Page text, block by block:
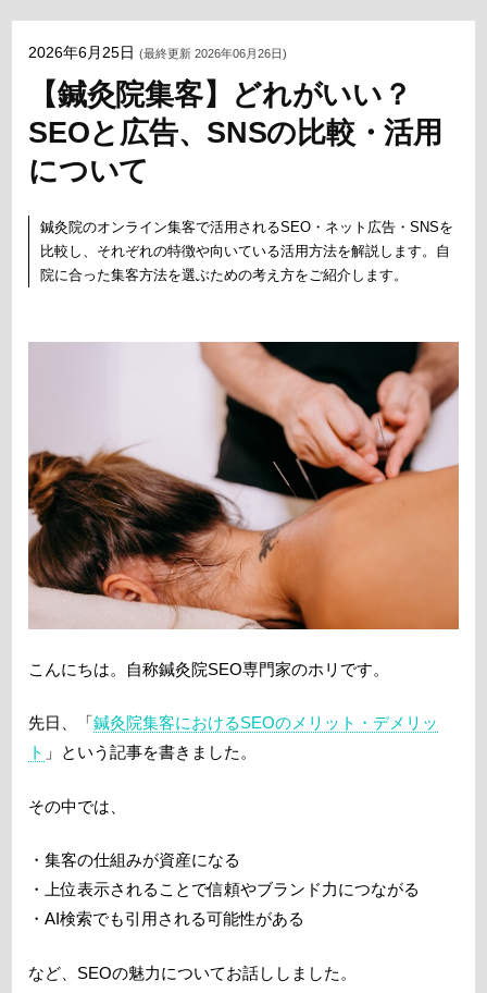
2026年6月25日 (最終更新 2026年06月26日)
【鍼灸院集客】どれがいい？
SEOと広告、SNSの比較・活用
について
鍼灸院のオンライン集客で活用されるSEO・ネット広告・SNSを
比較し、それぞれの特徴や向いている活用方法を解説します。自
院に合った集客方法を選ぶための考え方をご紹介します。
こんにちは。自称鍼灸院SEO専門家のホリです。
先日、「鍼灸院集客におけるSEOのメリット・デメリッ
ト 」という記事を書きました。
その中では、
・集客の仕組みが資産になる
・上位表示されることで信頼やブランド力につながる
・AI検索でも引用される可能性がある
など、SEOの魅力についてお話ししました。